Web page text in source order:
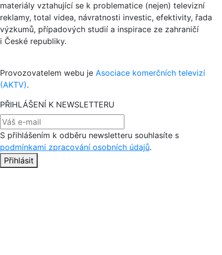
materiály vztahující se k problematice (nejen) televizní
reklamy, total videa, návratnosti investic, efektivity, řada
výzkumů, případových studií a inspirace ze zahraničí
i České republiky.
Provozovatelem webu je Asociace komerčních televizí
(AKTV).
PŘIHLÁŠENÍ K NEWSLETTERU
S přihlášením k odběru newsletteru souhlasíte s
podmínkami zpracování osobních údajů.
Přihlásit